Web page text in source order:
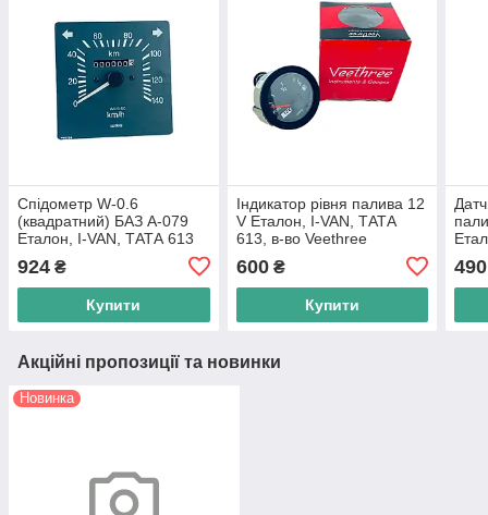
Спідометр W-0.6
(квадратний) БАЗ А-079
Еталон, I-VAN, ТАТА 613
924 ₴
Купити
Індикатор рівня палива 12
V Еталон, I-VAN, ТАТА
613, в-во Veethree
600₴
Купити
490
Акційні пропозиції та новинки
Новинка